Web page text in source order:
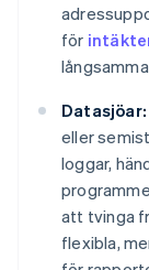
för
Datasjöar:
eller
loggar,
att tvinga
flexibla,